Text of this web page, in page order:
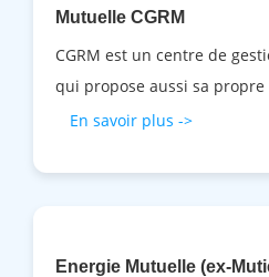
Mutuelle CGRM
CGRM est un centre de
qui propose aussi sa
En savoir plus ->
Energie Mutuelle (ex-